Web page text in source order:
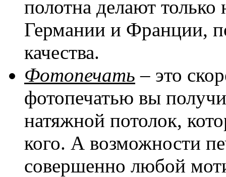
полотна делают
Германии и Франции,
качества.
Фотопечать – это
фотопечатью вы
натяжной потолок,
кого. А возможности
совершенно любой